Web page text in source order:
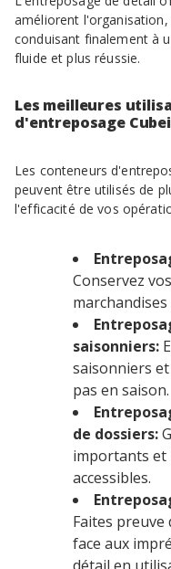
améliorent
conduisant finalement à
fluide et plus réussie.
Les meilleures
d'entreposage
Les conteneurs
peuvent être utilisés de
l'efficacité de vos
Conservez
saisonniers:
saisonniers
pas en saison.
de dossiers:
importants et
accessibles.
Faites
face aux